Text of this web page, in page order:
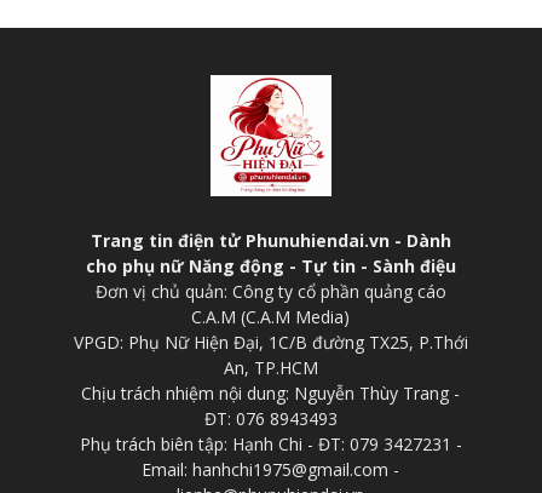
Trang tin điện tử Phunuhiendai.vn - Dành
cho phụ nữ Năng động - Tự tin - Sành điệu
Đơn vị chủ quản: Công ty cổ phần quảng cáo
C.A.M (C.A.M Media)
VPGD: Phụ Nữ Hiện Đại, 1C/B đường TX25, P.Thới
An, TP.HCM
Chịu trách nhiệm nội dung: Nguyễn Thùy Trang -
ĐT: 076 8943493
Phụ trách biên tập: Hạnh Chi - ĐT: 079 3427231 -
Email: hanhchi1975@gmail.com -